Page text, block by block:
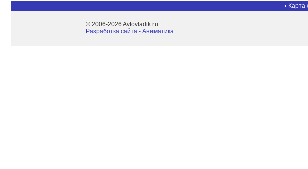
Карта
© 2006-2026 Avtovladik.ru
Разработка сайта - Aниматика